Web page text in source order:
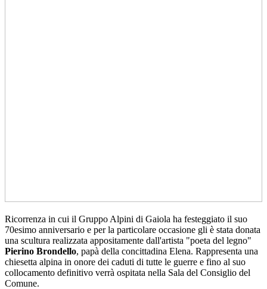
Ricorrenza in cui il Gruppo Alpini di Gaiola ha festeggiato il suo
70esimo anniversario e per la particolare occasione gli è stata donata
una scultura realizzata appositamente dall'artista "poeta del legno"
Pierino Brondello, papà della concittadina Elena. Rappresenta una
chiesetta alpina in onore dei caduti di tutte le guerre e fino al suo
collocamento definitivo verrà ospitata nella Sala del Consiglio del
Comune.